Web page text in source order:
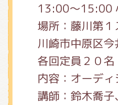
13:00〜15:00
場所：藤川第
川崎市中原区
各回定員２０名
内容：オーデ
講師：鈴木喬
くまのがっ